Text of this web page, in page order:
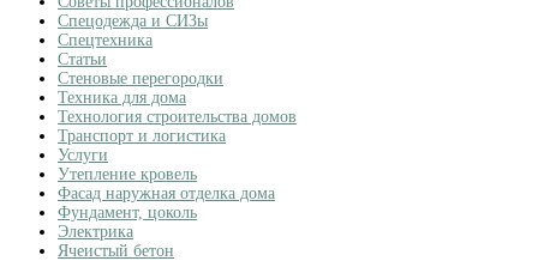
Спецодежда и СИЗы
Спецтехника
Статьи
Стеновые перегородки
Техника для дома
Технология строительства домов
Транспорт и логистика
Услуги
Утепление кровель
Фасад наружная отделка дома
Фундамент, цоколь
Электрика
Ячеистый бетон